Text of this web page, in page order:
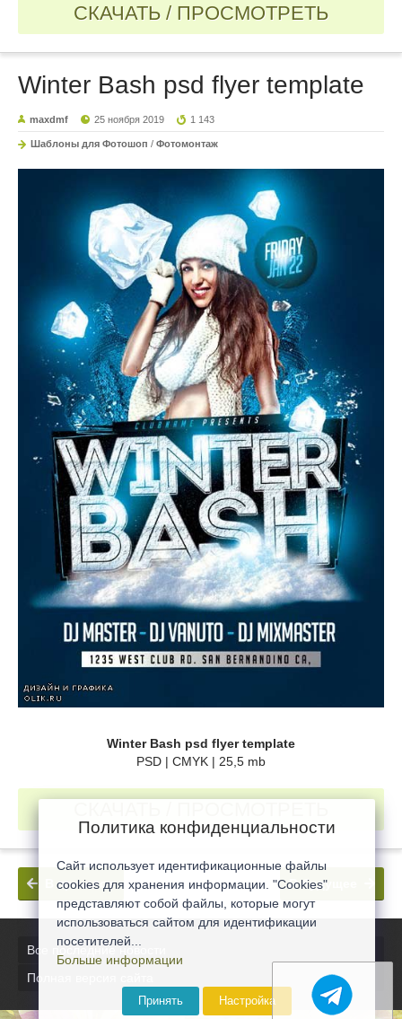
СКАЧАТЬ / ПРОСМОТРЕТЬ
Winter Bash psd flyer template
maxdmf 25 ноября 2019 1 143
Шаблоны для Фотошоп / Фотомонтаж
Winter Bash psd flyer template
PSD | CMYK | 25,5 mb
В будущее
В прошлое
Все последние новости
Полная версия сайта
Политика конфиденциальности
Сайт использует идентификационные файлы
cookies для хранения информации. "Cookies"
представляют собой файлы, которые могут
использоваться сайтом для идентификации
посетителей...
Больше информации
Принять Настройка